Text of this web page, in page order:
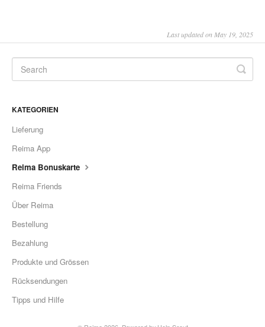
Last updated on May 19, 2025
KATEGORIEN
Lieferung
Reima App
Reima Bonuskarte
Reima Friends
Über Reima
Bestellung
Bezahlung
Produkte und Grössen
Rücksendungen
Tipps und Hilfe